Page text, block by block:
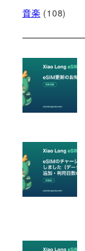
音楽 (108)